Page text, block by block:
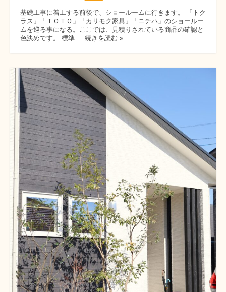
基礎工事に着工する前後で、ショールームに行きます。 「トク
ラス」「ＴＯＴＯ」「カリモク家具」「ニチハ」のショールー
ムを巡る事になる。ここでは、見積りされている商品の確認と
色決めです。 標準 ... 続きを読む »